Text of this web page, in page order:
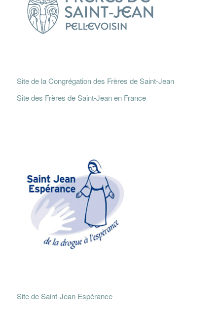
Site de la Congrégation des Frères de Saint-Jean
Site des Frères de Saint-Jean en France
Site de Saint-Jean Espérance